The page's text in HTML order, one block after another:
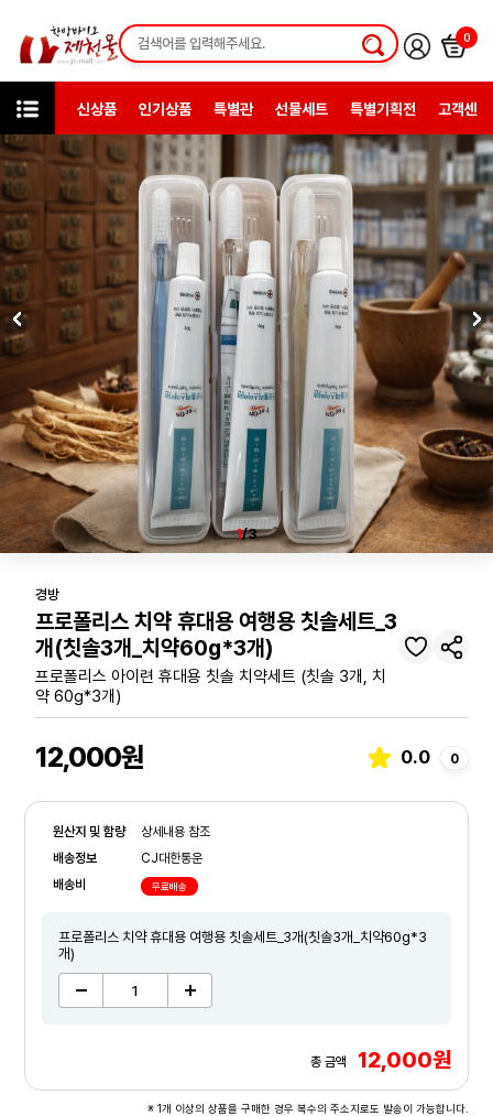
0
신상품 인기상품 특별관 선물세트 특별기획전 고객센터
미니샵 경방
1/3
경방
프로폴리스 치약 휴대용 여행용 칫솔세트_3
개(칫솔3개_치약60g*3개)
프로폴리스 아이련 휴대용 칫솔 치약세트 (칫솔 3개, 치
약 60g*3개)
12,000원 0.0 0
원산지 및 함량
상세내용 참조
배송정보
CJ대한통운
배송비
무료배송
프로폴리스 치약 휴대용 여행용 칫솔세트_3개(칫솔3개_치약60g*3
개)
총 금액 12,000원
※ 1개 이상의 상품을 구매한 경우 복수의 주소지로도 발송이 가능합니다.